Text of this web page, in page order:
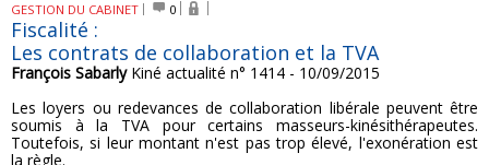
GESTION DU CABINET 0
Fiscalité :
Les contrats de collaboration et la TVA
François SabarlyKiné actualité n° 1414 - 10/09/2015
Les loyers ou redevances de collaboration libérale peuvent être
soumis à la TVA pour certains masseurs-kinésithérapeutes.
Toutefois, si leur montant n'est pas trop élevé, l'exonération est
la règle.